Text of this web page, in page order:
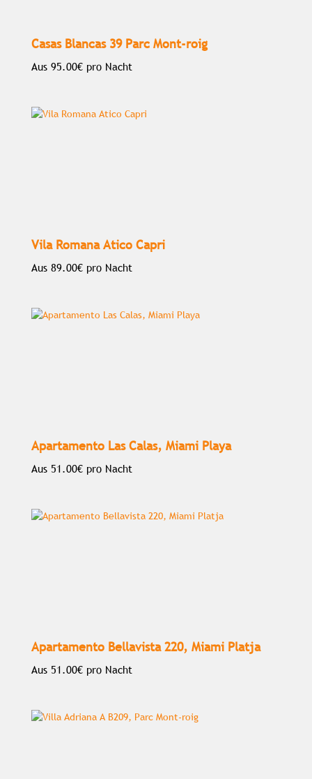
Casas Blancas 39 Parc Mont-roig
Aus 95.00€ pro Nacht
Vila Romana Atico Capri
Aus 89.00€ pro Nacht
Apartamento Las Calas, Miami Playa
Aus 51.00€ pro Nacht
Apartamento Bellavista 220, Miami Platja
Aus 51.00€ pro Nacht